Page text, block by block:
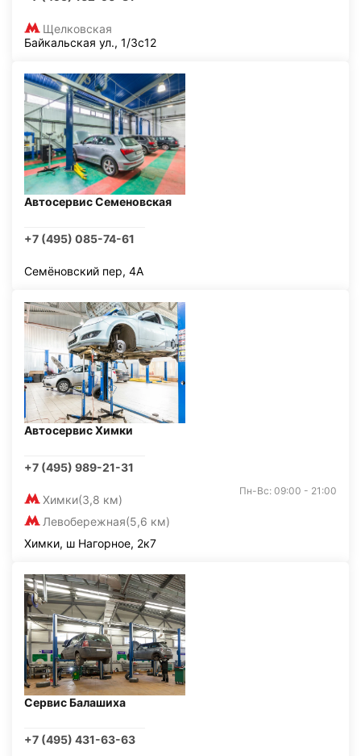
Щелковская
Байкальская ул., 1/3с12
Автосервис Семеновская
+7 (495) 085-74-61
Семёновский пер, 4А
Автосервис Химки
+7 (495) 989-21-31
Химки(3,8 км)
Левобережная(5,6 км)
Пн-Вс: 09:00 - 21:00
Химки, ш Нагорное, 2к7
Сервис Балашиха
+7 (495) 431-63-63